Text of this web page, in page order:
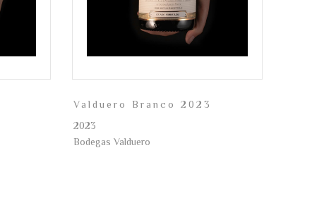
Valduero Branco 2023
2023
Bodegas Valduero